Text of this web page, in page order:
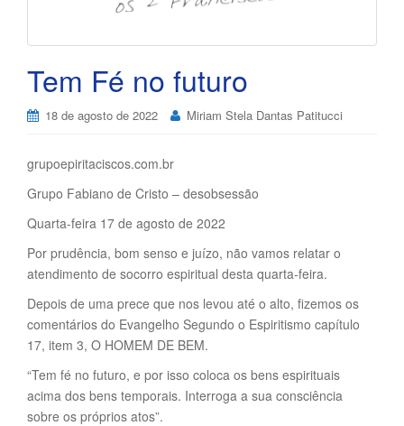
Tem Fé no futuro
18 de agosto de 2022 Miriam Stela Dantas Patitucci
grupoepiritaciscos.com.br
Grupo Fabiano de Cristo – desobsessão
Quarta-feira 17 de agosto de 2022
Por prudência, bom senso e juízo, não vamos relatar o
atendimento de socorro espiritual desta quarta-feira.
Depois de uma prece que nos levou até o alto, fizemos os
comentários do Evangelho Segundo o Espiritismo capítulo
17, item 3, O HOMEM DE BEM.
“Tem fé no futuro, e por isso coloca os bens espirituais
acima dos bens temporais. Interroga a sua consciência
sobre os próprios atos”.